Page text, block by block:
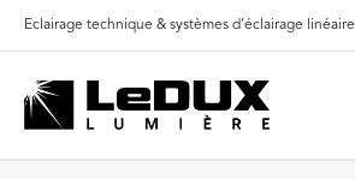
Eclairage technique & systèmes d’éclairage linéaire